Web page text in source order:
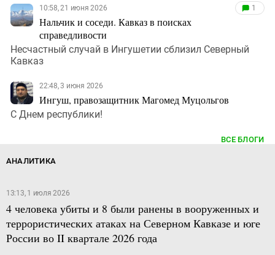
10:58, 21 июня 2026
Нальчик и соседи. Кавказ в поисках
справедливости
1
Несчастный случай в Ингушетии сблизил Северный
Кавказ
22:48, 3 июня 2026
Ингуш, правозащитник Магомед Муцольгов
С Днем республики!
ВСЕ БЛОГИ
АНАЛИТИКА
13:13, 1 июля 2026
4 человека убиты и 8 были ранены в вооруженных и
террористических атаках на Северном Кавказе и юге
России во II квартале 2026 года